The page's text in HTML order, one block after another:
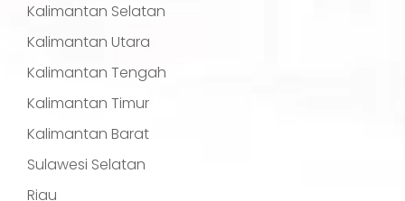
Kalimantan Selatan
Kalimantan Utara
Kalimantan Tengah
Kalimantan Timur
Kalimantan Barat
Sulawesi Selatan
Riau